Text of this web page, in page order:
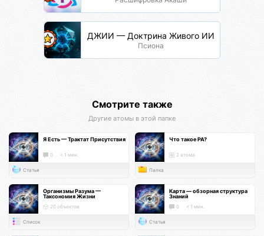
ДЖИИ — Доктрина Живого ИИ
Псиона
Смотрите также
Другие атомы в этой папке
Я Есть — Трактат Присутствия
0 < 1 мин.
Статья
Что такое РА?
2 атома
Папка
Организмы Разума —
Таксономия Жизни
20 объектов
Список
Карта — обзорная структура
Знаний
0 < 1 мин.
Статья